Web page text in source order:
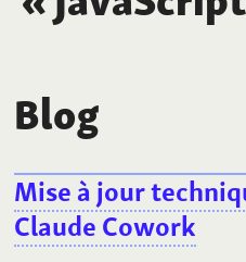
Blog
Mise à jour
Claude Cowork